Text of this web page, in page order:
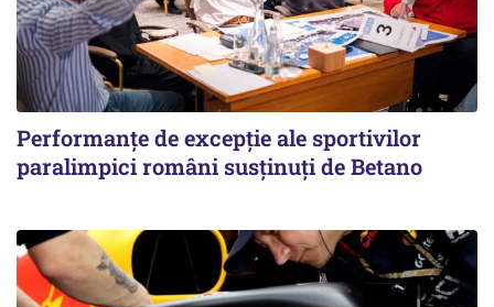
Performanțe de excepție ale sportivilor
paralimpici români susținuți de Betano